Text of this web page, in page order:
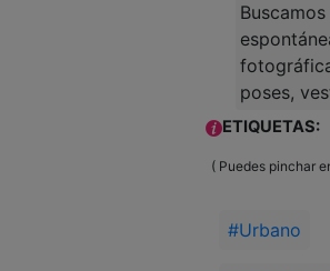
poses,
ETIQUETAS:
( Puedes pinchar
#Urbano